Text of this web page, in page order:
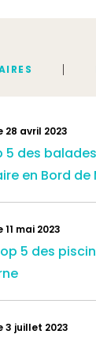
28 avril 2023
5 des
en Bord de
11 mai 2023
5 des
3 juillet 2023